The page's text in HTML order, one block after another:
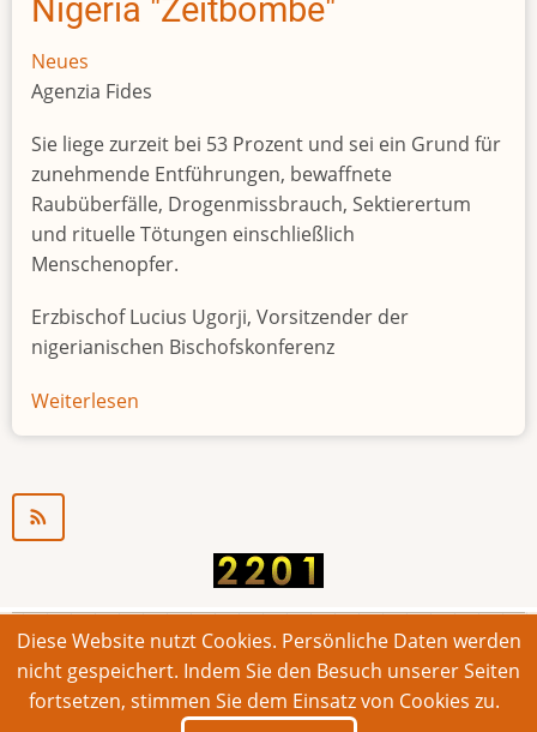
Nigeria "Zeitbombe"
Neues
Agenzia Fides
Sie liege zurzeit bei 53 Prozent und sei ein Grund für
zunehmende Entführungen, bewaffnete
Raubüberfälle, Drogenmissbrauch, Sektierertum
und rituelle Tötungen einschließlich
Menschenopfer.
Erzbischof Lucius Ugorji, Vorsitzender der
nigerianischen Bischofskonferenz
Weiterlesen
Jugendarbeitslosigkeit
© 2026 Bonner Aufruf. Alle Rechte vorbehalten.
Footer
Impressum Kontakt Intern
Diese Website nutzt Cookies. Persönliche Daten werden
nicht gespeichert. Indem Sie den Besuch unserer Seiten
fortsetzen, stimmen Sie dem Einsatz von Cookies zu.